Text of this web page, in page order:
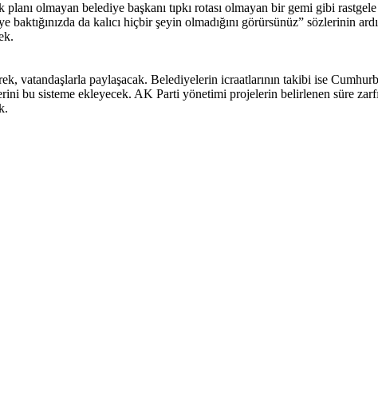
planı olmayan belediye başkanı tıpkı rotası olmayan bir gemi gibi
baktığınızda da kalıcı hiçbir şeyin olmadığını görürsünüz” sözlerinin
vatandaşlarla paylaşacak. Belediyelerin icraatlarının takibi ise
bu sisteme ekleyecek. AK Parti yönetimi projelerin belirlenen süre